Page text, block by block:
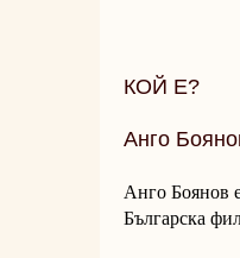
КОЙ Е?
Анго
Анго Боянов
Българска